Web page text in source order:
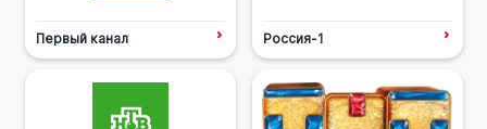
Первый канал Россия-1